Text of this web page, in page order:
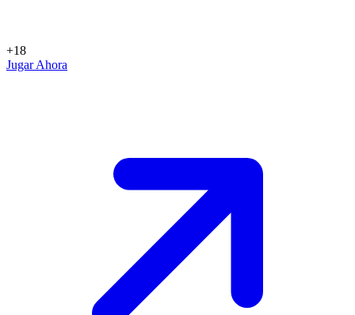
+18
Jugar Ahora